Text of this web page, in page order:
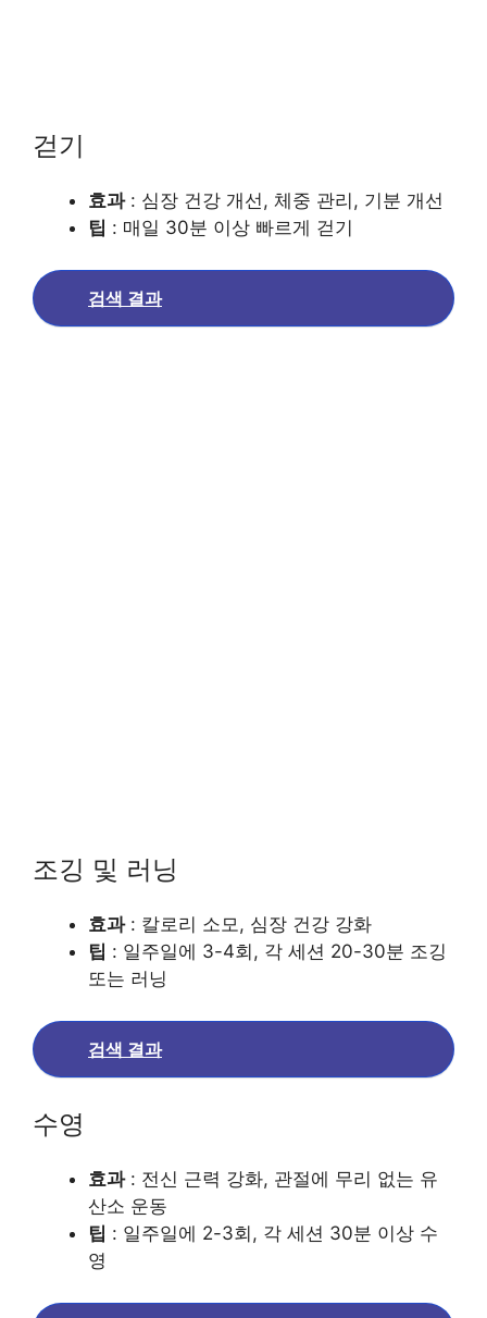
걷기
효과: 심장 건강 개선, 체중 관리, 기분 개선
팁 : 매일 30분 이상 빠르게 걷기
검색 결과
조깅 및 러닝
효과: 칼로리 소모, 심장 건강 강화
팁 : 일주일에 3-4회, 각 세션 20-30분 조깅
또는 러닝
검색 결과
수영
효과: 전신 근력 강화, 관절에 무리 없는 유
산소 운동
팁 : 일주일에 2-3회, 각 세션 30분 이상 수
영